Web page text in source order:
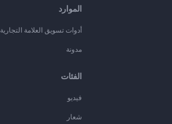
الموارد
أدوات تسويق العلامة التجارية
مدونة
الفئات
فيديو
شعار